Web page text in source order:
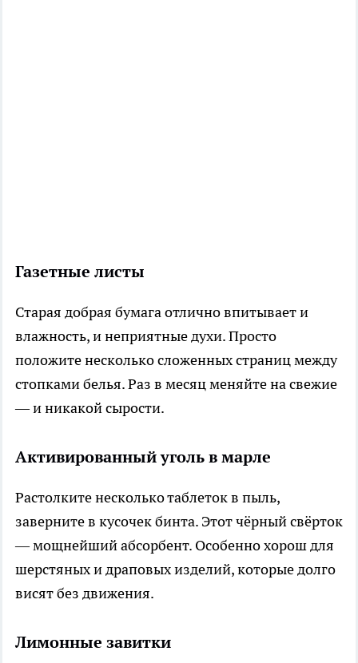
Газетные листы
Старая добрая бумага отлично впитывает и
влажность, и неприятные духи. Просто
положите несколько сложенных страниц между
стопками белья. Раз в месяц меняйте на свежие
— и никакой сырости.
Активированный уголь в марле
Растолките несколько таблеток в пыль,
заверните в кусочек бинта. Этот чёрный свёрток
— мощнейший абсорбент. Особенно хорош для
шерстяных и драповых изделий, которые долго
висят без движения.
Лимонные завитки